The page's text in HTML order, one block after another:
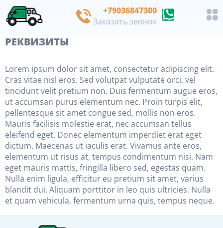
+79036847300
Заказать звонок
РЕКВИЗИТЫ
Lorem ipsum dolor sit amet, consectetur adipiscing elit.
Cras vitae nisl eros. Sed volutpat vulputate orci, vel
tincidunt velit pretium non. Duis fermentum augue eros,
ut accumsan purus elementum nec. Proin turpis elit,
pellentesque sit amet congue sed, mollis non eros.
Mauris facilisis molestie erat, nec accumsan tellus
eleifend eget. Donec elementum imperdiet erat eget
dictum. Maecenas ut iaculis erat. Vivamus ante eros,
elementum ut risus at, tempus condimentum nisi. Nam
eget mauris mattis, fringilla libero sed, egestas quam.
Nulla enim ligula, efficitur eu pretium sit amet, varius
blandit dui. Aliquam porttitor in leo quis ultricies. Nulla
et quam vehicula, fermentum urna quis, tempus neque.